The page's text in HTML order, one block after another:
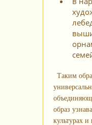
Таким
образ
культурах и